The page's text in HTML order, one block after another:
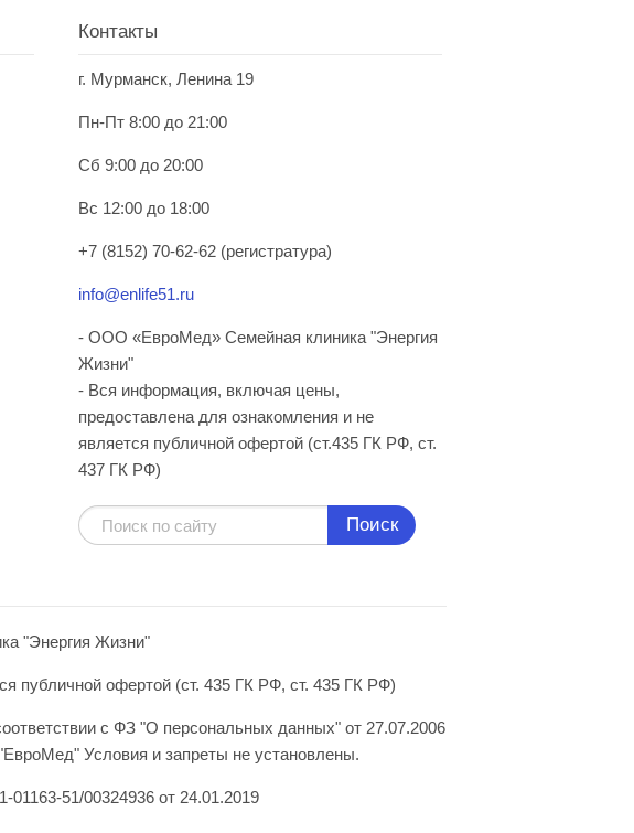
Контакты
г. Мурманск, Ленина 19
Пн-Пт 8:00 до 21:00
Сб 9:00 до 20:00
Вс 12:00 до 18:00
+7 (8152) 70-62-62 (регистратура)
info@enlife51.ru
- ООО «ЕвроМед» Семейная клиника "Энергия
Жизни"
- Вся информация, включая цены,
предоставлена для ознакомления и не
является публичной офертой (ст.435 ГК РФ, cт.
437 ГК РФ)
Поиск
"Энергия Жизни"
публичной офертой (ст. 435 ГК РФ, ст. 435 ГК РФ)
с ФЗ "О персональных данных" от 27.07.2006
Условия и запреты не установлены.
51/00324936 от 24.01.2019